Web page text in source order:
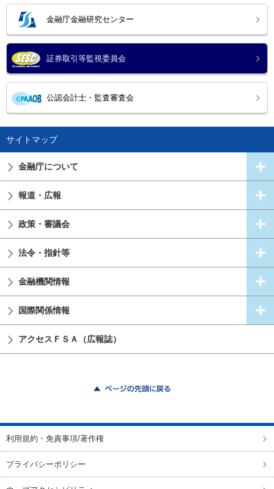
金融庁金融研究センター
証券取引等監視委員会
公認会計士・監査審査会
サイトマップ
金融庁について
報道・広報
政策・審議会
法令・指針等
金融機関情報
国際関係情報
アクセスＦＳＡ（広報誌）
利用規約・免責事項/著作権
プライバシーポリシー